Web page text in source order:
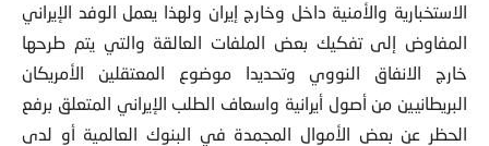
الاستخبارية والأمنية داخل وخارج إيران ولهذا يعمل الوفد الإيراني
المفاوض إلى تفكيك بعض الملفات العالقة والتي يتم طرحها
خارج الانفاق النووي وتحديدا موضوع المعتقلين الأمريكان
البريطانيين من أصول أيرانية واسعاف الطلب الإيراني المتعلق برفع
الحظر عن بعض الأموال المجمدة في البنوك العالمية أو لدى